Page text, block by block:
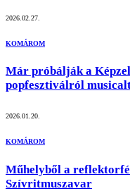
2026.02.27.
KOMÁROM
Már próbálják a
popfesztiválról
2026.01.20.
KOMÁROM
Műhelyből a
Szívritmuszavar